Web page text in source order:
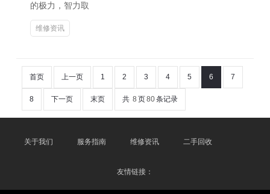
的极力，智力取
维修资讯
首页 上一页 1 2 3 4 5 6 7
8 下一页 末页 共 8 页80条记录
关于我们 服务指南 维修资讯 二手回收
友情链接：